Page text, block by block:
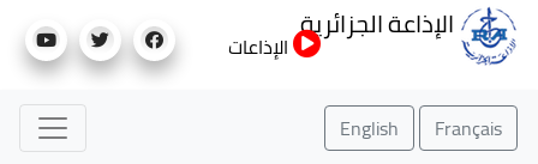
إلى
الإذاعة الجزائرية
الإذاعات
Français
English